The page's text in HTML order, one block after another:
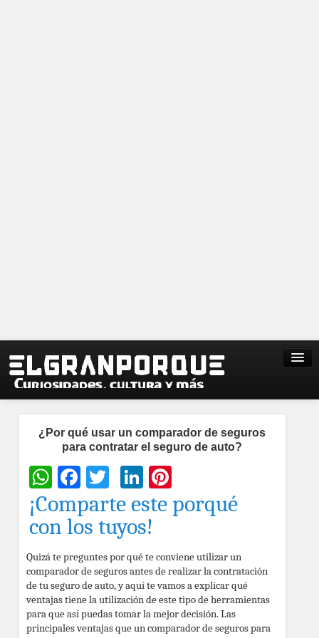
¿Por qué usar un comparador de seguros
para contratar el seguro de auto?
WhatsApp
Facebook
TwitterLinkedIn
¡Comparte este porqué
con los tuyos!
Quizá te preguntes por qué te conviene utilizar un
comparador de seguros antes de realizar la contratación
de tu seguro de auto, y aquí te vamos a explicar qué
ventajas tiene la utilización de este tipo de herramientas
para que así puedas tomar la mejor decisión. Las
principales ventajas que un comparador de seguros para